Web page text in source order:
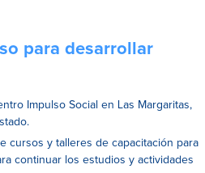
para desarrollar
Impulso Social en Las Margaritas,
cursos y talleres de capacitación para
continuar los estudios y actividades